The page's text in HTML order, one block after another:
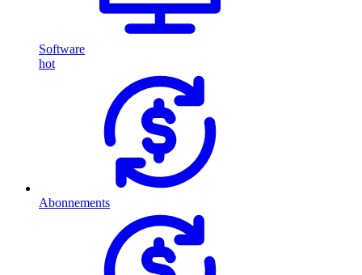
Software
hot
Abonnements